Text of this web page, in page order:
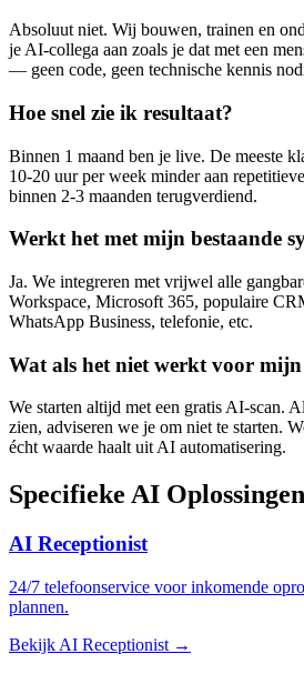
Absoluut niet. Wij bouwen, trainen en
je AI-collega aan zoals je dat met een
— geen code, geen technische kennis
Hoe snel zie ik resultaat?
Binnen 1 maand ben je live. De meeste
10-20 uur per week minder aan
binnen 2-3 maanden terugverdiend.
Werkt het met mijn bestaande
Ja. We integreren met vrijwel alle
Workspace, Microsoft 365, populaire
WhatsApp Business, telefonie, etc.
Wat als het niet werkt voor
We starten altijd met een gratis AI-scan.
zien, adviseren we je om niet te starten.
écht waarde haalt uit AI automatisering.
Specifieke AI Oplossingen
AI Receptionist
24/7 telefoonservice voor inkomende
plannen.
Bekijk AI Receptionist →